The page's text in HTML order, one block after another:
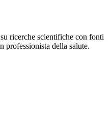
ricerche scientifiche con fonti
professionista della salute.